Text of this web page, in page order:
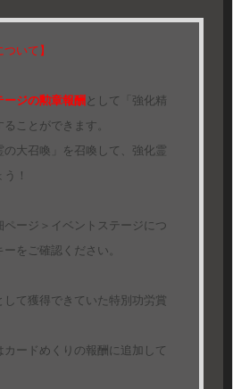
いて】
ージの勲章報酬として「強化精
ことができます。
大召喚」を召喚して、強化霊
！
ージ＞イベントステージにつ
をご確認ください。
て獲得できていた特別功労賞
ードめくりの報酬に追加して